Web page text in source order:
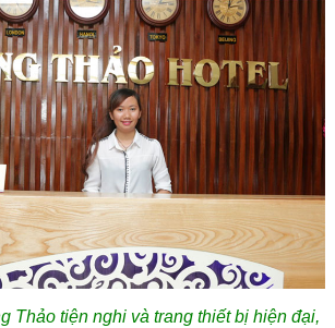
Thảo tiện nghi và trang thiết bị hiện đại,